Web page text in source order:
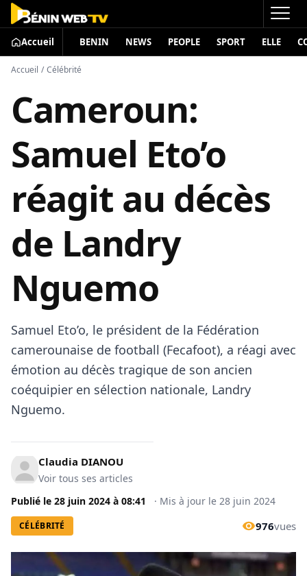
Accueil BENIN NEWS PEOPLE SPORT ELLE
Accueil / Célébrité
Cameroun:
Samuel Eto’o
réagit au décès
de Landry
Nguemo
Samuel Eto’o, le président de la Fédération
camerounaise de football (Fecafoot), a réagi avec
émotion au décès tragique de son ancien
coéquipier en sélection nationale, Landry
Nguemo.
Claudia DIANOU
Voir tous ses articles
Publié le 28 juin 2024 à 08:41 · Mis à jour le 28 juin 2024
CÉLÉBRITÉ 976vues